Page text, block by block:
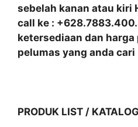
sebelah kanan atau kiri
call ke :
ketersediaan dan harga
pelumas yang anda cari
PRODUK LIST /